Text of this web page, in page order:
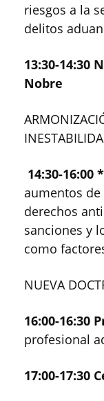
riesgos a la
delitos
13:30-14:30
Nobre
14:30-
aumentos de
derechos
sanciones y
como
NUEVA
16:00-16:30
profesional
17:00-17:30